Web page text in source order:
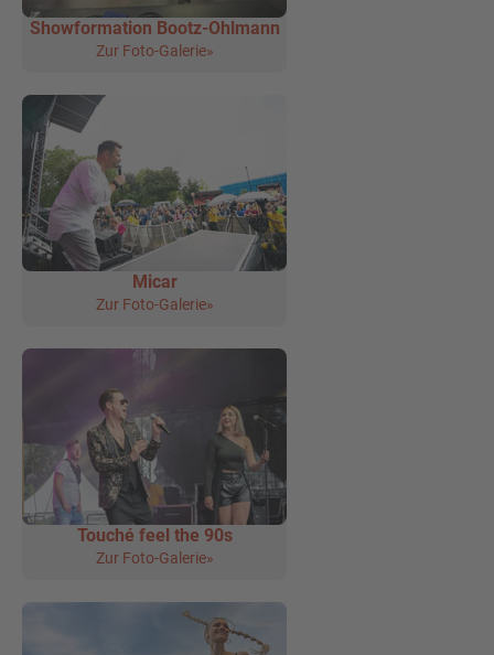
Showformation Bootz-Ohlmann
Zur Foto-Galerie»
Micar
Zur Foto-Galerie»
Touché feel the 90s
Zur Foto-Galerie»